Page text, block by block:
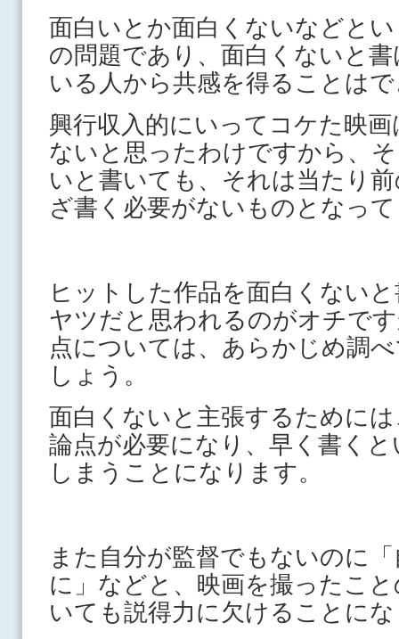
面白いとか面白くないなどと
の問題であり、面白くないと
いる人から共感を得ることは
興行収入的にいってコケた映
ないと思ったわけですから、
いと書いても、それは当たり
ざ書く必要がないものとなっ
ヒットした作品を面白くない
ヤツだと思われるのがオチで
点については、あらかじめ調
しょう。
面白くないと主張するために
論点が必要になり、早く書く
しまうことになります。
また自分が監督でもないのに
に」などと、映画を撮ったこ
いても説得力に欠けることに